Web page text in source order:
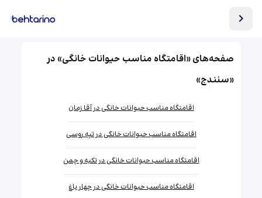
صفحه‌های «اقامتگاه مناسب حیوانات خانگی» در
«سنندج»
اقامتگاه مناسب حیوانات خانگی در آقا زمان
اقامتگاه مناسب حیوانات خانگی در تپه روسی
اقامتگاه مناسب حیوانات خانگی در تکیه و چمن
اقامتگاه مناسب حیوانات خانگی در چهار باغ